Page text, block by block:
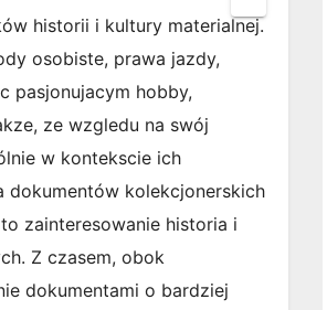
historii i kultury materialnej.
osobiste, prawa jazdy,
pasjonujacym hobby,
ze wzgledu na swój
w kontekscie ich
dokumentów kolekcjonerskich
zainteresowanie historia i
Z czasem, obok
dokumentami o bardziej
this